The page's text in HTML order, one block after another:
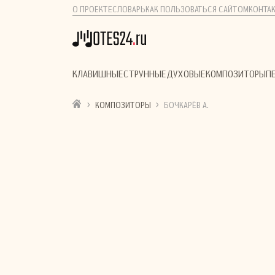
О ПРОЕКТЕСЛОВАРЬ КАК ПОЛЬЗОВАТЬСЯ САЙТОМ
КЛАВИШНЫЕСТРУННЫЕДУХОВЫЕКОМПОЗИТОРЫ
› КОМПОЗИТОРЫ › БОЧКАРЁВ А.